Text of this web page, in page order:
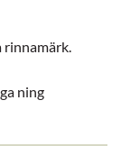
rinnamärk.
ning